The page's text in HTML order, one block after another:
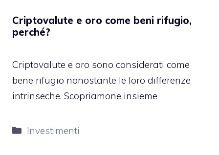
Criptovalute e oro come beni rifugio,
perché?
Criptovalute e oro sono considerati come
bene rifugio nonostante le loro differenze
intrinseche. Scopriamone insieme
Categorie
Investimenti